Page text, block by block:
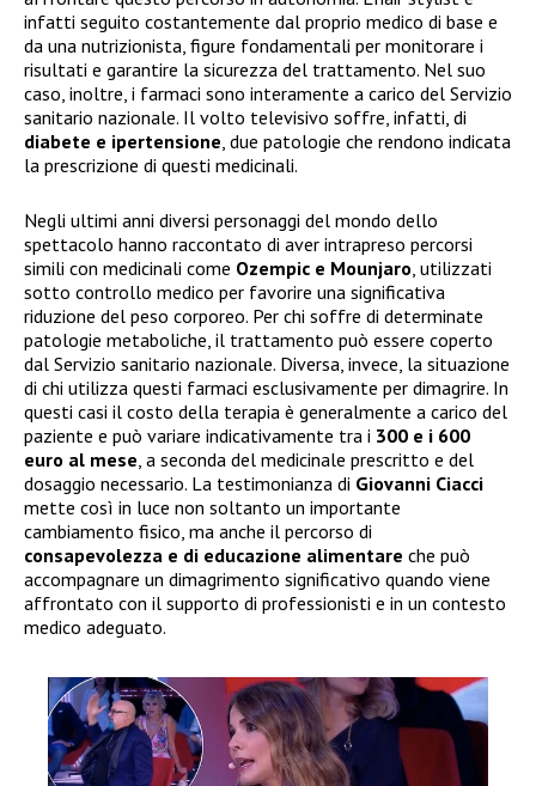
infatti seguito costantemente dal proprio medico di base e
da una nutrizionista, figure fondamentali per monitorare i
risultati e garantire la sicurezza del trattamento. Nel suo
caso, inoltre, i farmaci sono interamente a carico del Servizio
sanitario nazionale. Il volto televisivo soffre, infatti, di
diabete e ipertensione , due patologie che rendono indicata
la prescrizione di questi medicinali.
Negli ultimi anni diversi personaggi del mondo dello
spettacolo hanno raccontato di aver intrapreso percorsi
simili con medicinali come Ozempic e Mounjaro, utilizzati
sotto controllo medico per favorire una significativa
riduzione del peso corporeo. Per chi soffre di determinate
patologie metaboliche, il trattamento può essere coperto
dal Servizio sanitario nazionale. Diversa, invece, la situazione
di chi utilizza questi farmaci esclusivamente per dimagrire. In
questi casi il costo della terapia è generalmente a carico del
paziente e può variare indicativamente tra i 300 e i 600
euro al mese, a seconda del medicinale prescritto e del
dosaggio necessario. La testimonianza di Giovanni Ciacci
mette così in luce non soltanto un importante
cambiamento fisico, ma anche il percorso di
consapevolezza e di educazione alimentare che può
accompagnare un dimagrimento significativo quando viene
affrontato con il supporto di professionisti e in un contesto
medico adeguato.